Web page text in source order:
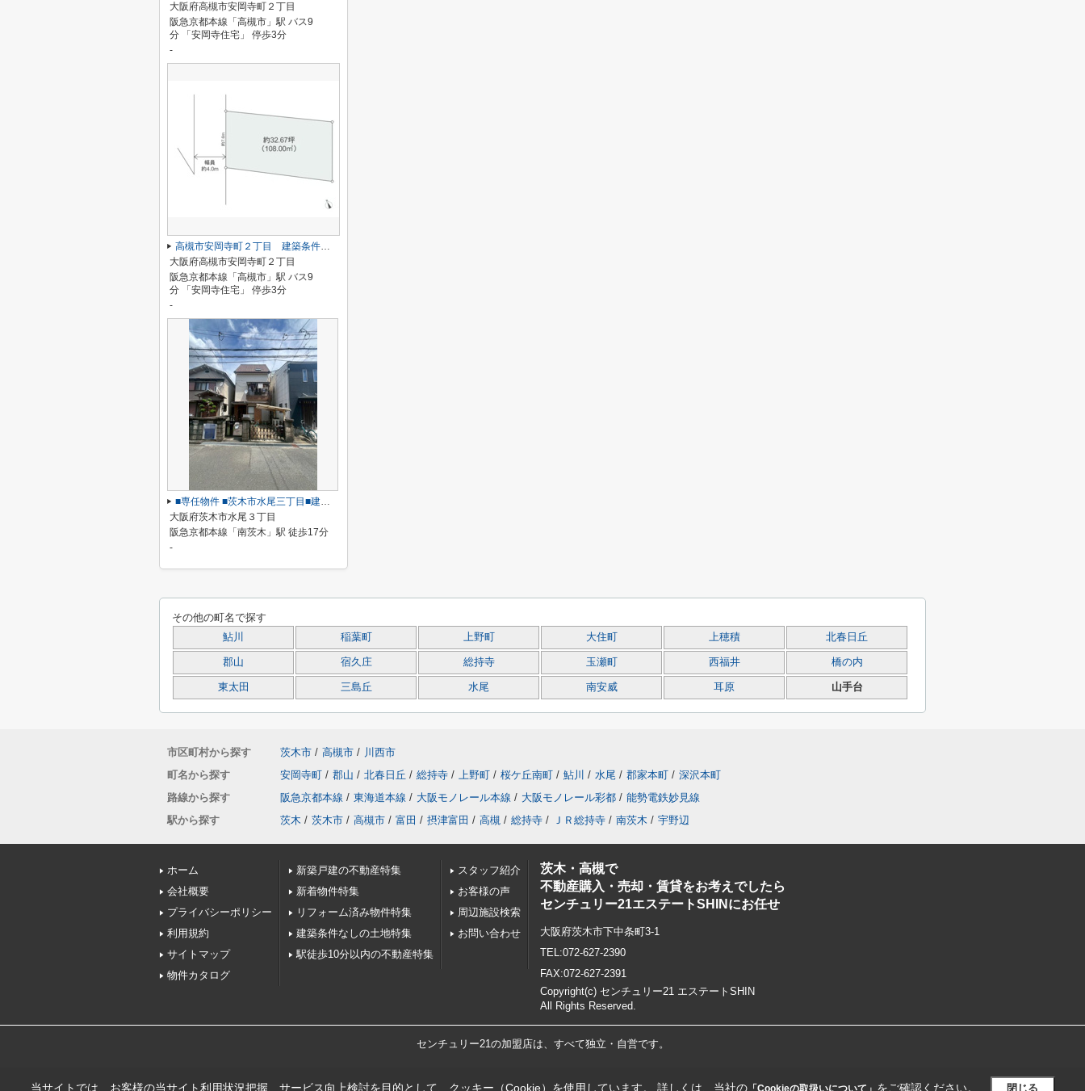
大阪府高槻市安岡寺町２丁目
阪急京都本線「高槻市」駅 バス9
分 「安岡寺住宅」 停歩3分
-
高槻市安岡寺町２丁目 建築条件なし土地
大阪府高槻市安岡寺町２丁目
阪急京都本線「高槻市」駅 バス9
分 「安岡寺住宅」 停歩3分
-
■専任物件 ■茨木市水尾三丁目■建築条件なし土地
大阪府茨木市水尾３丁目
阪急京都本線「南茨木」駅 徒歩17分
-
その他の町名で探す
鮎川 稲葉町 上野町 大住町 上穂積 北春日丘
郡山 宿久庄 総持寺 玉瀬町 西福井 橋の内
東太田 三島丘 水尾 南安威 耳原 山手台
市区町村から探す 茨木市 / 高槻市 / 川西市
町名から探す
安岡寺町 / 郡山 / 北春日丘 / 総持寺 / 上野町 / 桜ケ丘南町 / 鮎川 / 水尾 / 郡家本町 / 深沢本町
路線から探す
阪急京都本線 / 東海道本線 / 大阪モノレール本線 / 大阪モノレール彩都 / 能勢電鉄妙見線
駅から探す
茨木 / 茨木市 / 高槻市 / 富田 / 摂津富田 / 高槻 / 総持寺 / ＪＲ総持寺 / 南茨木 / 宇野辺
ホーム
会社概要
プライバシーポリシー
利用規約
サイトマップ
物件カタログ
新築戸建の不動産特集
新着物件特集
リフォーム済み物件特集
建築条件なしの土地特集
駅徒歩10分以内の不動産特集
スタッフ紹介
お客様の声
周辺施設検索
お問い合わせ
茨木・高槻で
不動産購入・売却・賃貸をお考えでしたら
センチュリー21エステートSHINにお任せ
大阪府茨木市下中条町3-1
TEL:072-627-2390
FAX:072-627-2391
Copyright(c) センチュリー21 エステートSHIN
All Rights Reserved.
センチュリー21の加盟店は、すべて独立・自営です。
当サイトでは、お客様の当サイト利用状況把握、サービス向上検討を目的として、クッキー（Cookie）を使用しています。 詳しくは、当社の「Cookieの取扱いについて」 をご確認ください。 閉じる